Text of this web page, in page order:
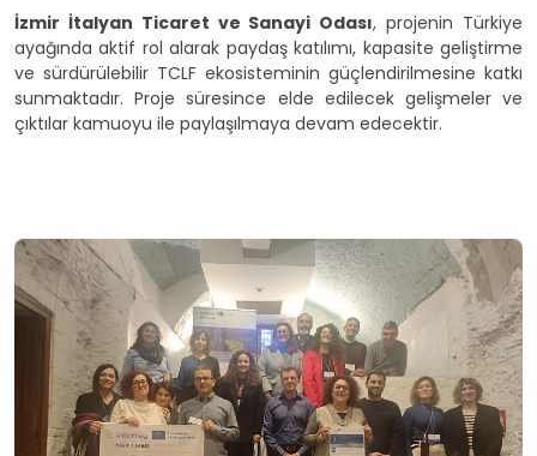
İzmir İtalyan Ticaret ve Sanayi Odası, projenin Türkiye
ayağında aktif rol alarak paydaş katılımı, kapasite geliştirme
ve sürdürülebilir TCLF ekosisteminin güçlendirilmesine katkı
sunmaktadır. Proje süresince elde edilecek gelişmeler ve
çıktılar kamuoyu ile paylaşılmaya devam edecektir.